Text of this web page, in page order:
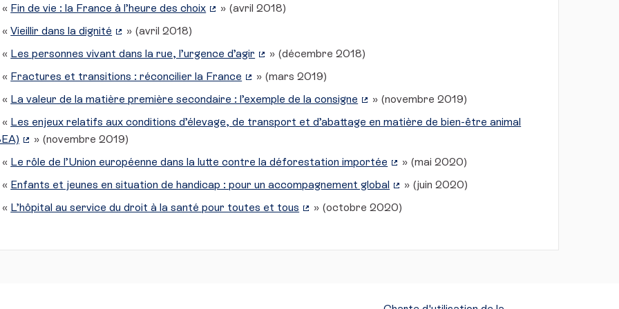
« Fin de vie : la France à l’heure des choix
» (avril 2018)
«Vieillir dans la dignité
» (avril 2018)
« Les personnes vivant dans la rue, l’urgence d’agir
» (décembre 2018)
« Fractures et transitions : réconcilier la France
» (mars 2019)
« La valeur de la matière première secondaire : l’exemple de la consigne
» (novembre 2019)
« Les enjeux relatifs aux conditions d’élevage, de transport et d’abattage en matière de bien-être animal
» (novembre 2019)
« Le rôle de l’Union européenne dans la lutte contre la déforestation importée
» (mai 2020)
« Enfants et jeunes en situation de handicap : pour un accompagnement global
» (juin 2020)
« L’hôpital au service du droit à la santé pour toutes et tous
» (octobre 2020)